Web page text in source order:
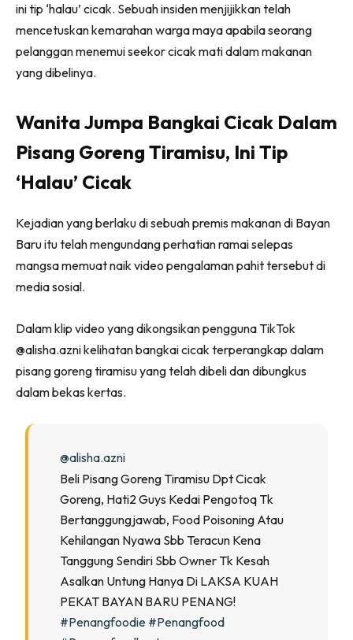
Casa Impiana
Impiana Makeover
Makeover Ruang Selebriti
Destinasi
Kafe
High Rise
Landed
Beli Di Mana
Buat Sendiri
Impiana TV
Casa Impiana
Impiana MakeOver
Sembang Laman
Tip Impiana
Tip Laman
Hub Ideaktiv
ini tip ‘halau’ cicak. Sebuah insiden menjijikkan telah
mencetuskan kemarahan warga maya apabila seorang
pelanggan menemui seekor cicak mati dalam makanan
yang dibelinya.
Wanita Jumpa Bangkai Cicak Dalam
Pisang Goreng Tiramisu, Ini Tip
‘Halau’ Cicak
Kejadian yang berlaku di sebuah premis makanan di Bayan
Baru itu telah mengundang perhatian ramai selepas
mangsa memuat naik video pengalaman pahit tersebut di
media sosial.
Dalam klip video yang dikongsikan pengguna TikTok
@alisha.azni kelihatan bangkai cicak terperangkap dalam
pisang goreng tiramisu yang telah dibeli dan dibungkus
dalam bekas kertas.
@alisha.azni
Beli Pisang Goreng Tiramisu Dpt Cicak
Goreng, Hati2 Guys Kedai Pengotoq Tk
Bertanggungjawab, Food Poisoning Atau
Kehilangan Nyawa Sbb Teracun Kena
Tanggung Sendiri Sbb Owner Tk Kesah
Asalkan Untung Hanya Di LAKSA KUAH
PEKAT BAYAN BARU PENANG!
#penangfoodie #penangfood